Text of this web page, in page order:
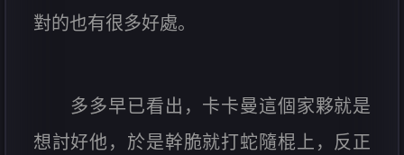
對的也有很多好處。
多多早已看出，卡卡曼這個家夥就是
想討好他，於是幹脆就打蛇隨棍上，反正